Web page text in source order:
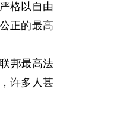
格以自由
正的最高
邦最高法
许多人甚